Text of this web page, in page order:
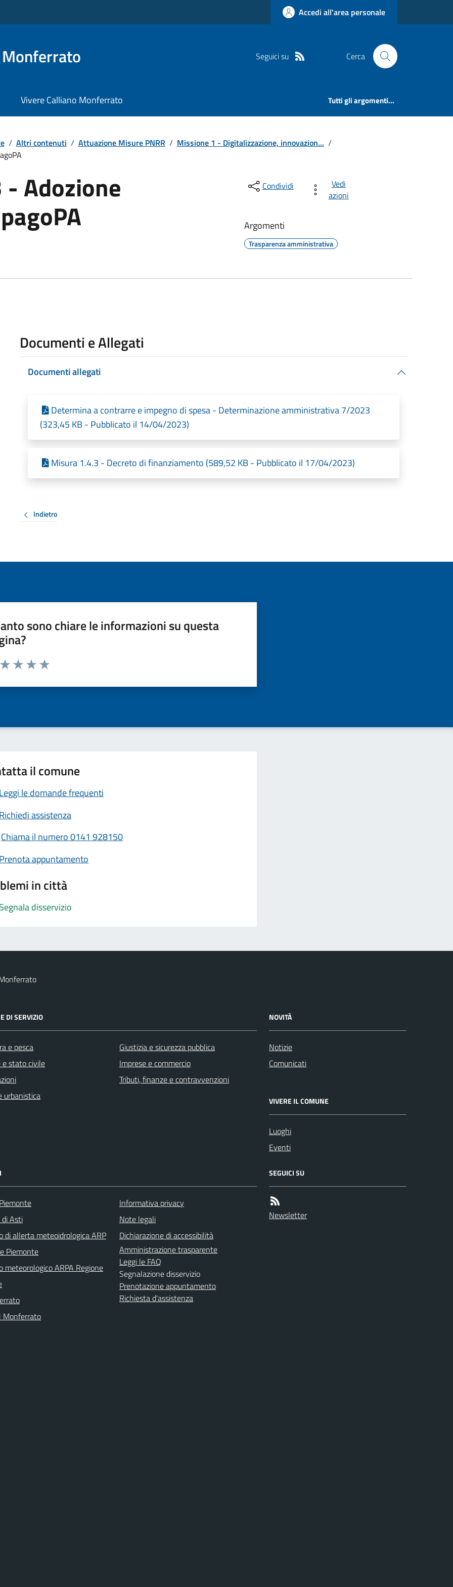
Accedi all'area personale
Monferrato Seguici su Cerca
Vivere Calliano Monferrato Tutti gli argomenti...
/ Altri contenuti / Attuazione Misure PNRR / Missione 1 - Digitalizzazione, innovazion... /
Adozione Condividi
Vedi
azioni
Argomenti
Trasparenza amministrativa
Documenti e Allegati
Documenti allegati
Determina a contrarre e impegno di spesa - Determinazione amministrativa 7/2023
(323,45 KB - Pubblicato il 14/04/2023)
Misura 1.4.3 - Decreto di finanziamento (589,52 KB - Pubblicato il 17/04/2023)
Indietro
sono chiare le informazioni su questa
da 1 a 5 stelle la pagina
il comune
Leggi le domande frequenti
Richiedi assistenza
Chiama il numero 0141 928150
Prenota appuntamento
in città
Segnala disservizio
DI SERVIZIO
e pesca
e stato civile
urbanistica
Giustizia e sicurezza pubblica
Imprese e commercio
Tributi, finanze e contravvenzioni
NOVITÀ
Notizie
Comunicati
VIVERE IL COMUNE
Luoghi
Eventi
di Asti
di allerta meteoidrologica ARP
Piemonte
meteorologico ARPA Regione
Monferrato
Informativa privacy
Note legali
Dichiarazione di accessibilità
Amministrazione trasparente
Leggi le FAQ
Segnalazione disservizio
Prenotazione appuntamento
Richiesta d'assistenza
SEGUICI SU
Newsletter